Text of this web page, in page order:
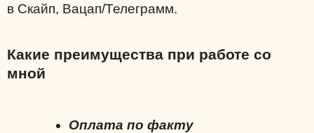
в Скайп, Вацап/Телеграмм.
Какие преимущества при работе со
мной
Оплата по факту